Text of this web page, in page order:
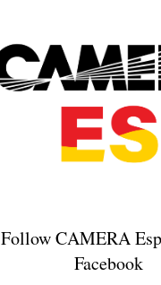
Follow CAMERA
Facebook